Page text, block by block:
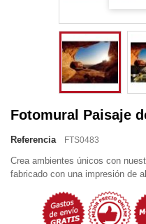
Fotomural Paisaje
Referencia FTS0483
Crea ambientes únicos con
fabricado con una impresión de